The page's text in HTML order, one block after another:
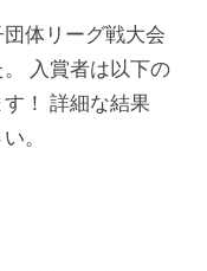
体リーグ戦大会
入賞者は以下の
！ 詳細な結果
。